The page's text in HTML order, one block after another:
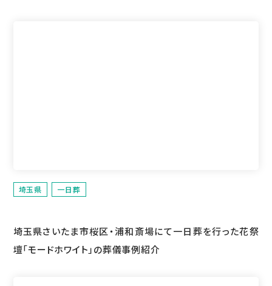
埼玉県 一日葬
埼玉県さいたま市桜区・浦和斎場にて一日葬を行った花祭
壇「モードホワイト」の葬儀事例紹介